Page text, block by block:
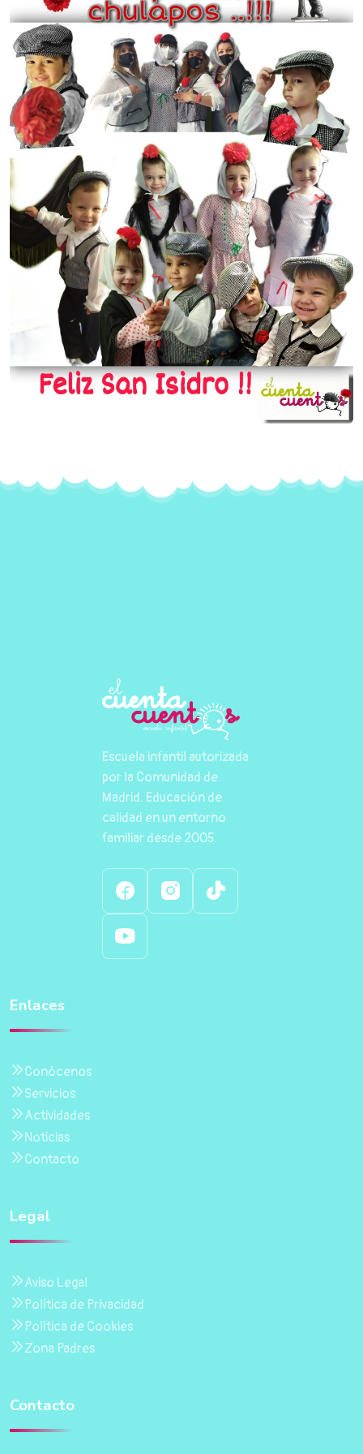
Escuela infantil autorizada
por la Comunidad de
Madrid. Educación de
calidad en un entorno
familiar desde 2005.
Enlaces
Conócenos
Servicios
Actividades
Noticias
Contacto
Legal
Aviso Legal
Política de Privacidad
Política de Cookies
Zona Padres
Contacto